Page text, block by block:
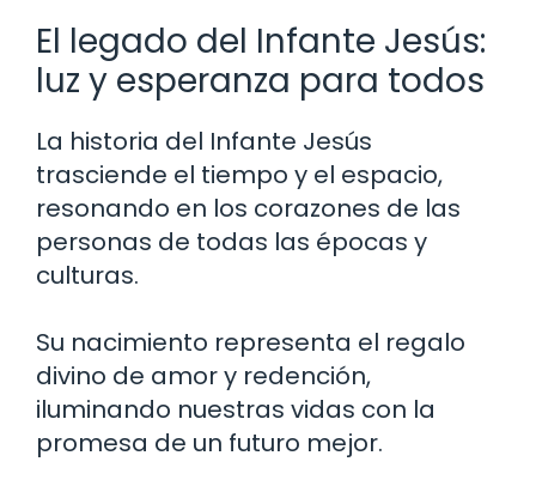
El legado del Infante Jesús:
luz y esperanza para todos
La historia del Infante Jesús
trasciende el tiempo y el espacio,
resonando en los corazones de las
personas de todas las épocas y
culturas.
Su nacimiento representa el regalo
divino de amor y redención,
iluminando nuestras vidas con la
promesa de un futuro mejor.